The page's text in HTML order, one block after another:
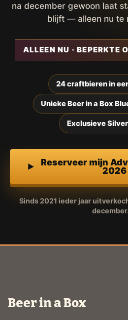
na december gewoon laat
blijft — alleen nu te
ALLEEN NU · BEPERKTE
24 craftbieren in
Unieke Beer in a Box
Exclusieve
Reserveer mijn
2026
Sinds 2021 ieder jaar
Beer in a Box